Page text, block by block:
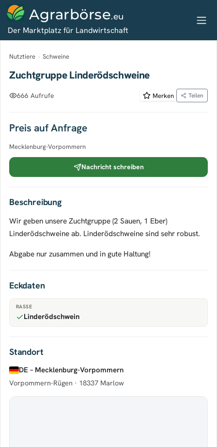
Agrarbörse.eu
Der Marktplatz für Landwirtschaft
Nutztiere › Schweine
Zuchtgruppe Linderödschweine
666 Aufrufe Merken Teilen
Preis auf Anfrage
Mecklenburg-Vorpommern
Nachricht schreiben
Beschreibung
Wir geben unsere Zuchtgruppe (2 Sauen, 1 Eber)
Linderödschweine ab. Linderödschweine sind sehr robust.
Abgabe nur zusammen und in gute Haltung!
Eckdaten
RASSE
Linderödschwein
Standort
DE – Mecklenburg-Vorpommern
Vorpommern-Rügen · 18337 Marlow